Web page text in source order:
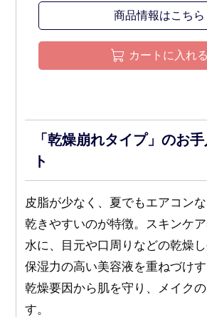
商品情報はこちら
カートに入れる
「乾燥崩れタイプ」のお
ト
皮脂が少なく、夏でもエアコン
乾きやすいのが特徴。スキンケ
水に、目元や口周りなどの乾燥
保湿力の高い美容液を重ねづけ
乾燥要因から肌を守り、メイク
す。